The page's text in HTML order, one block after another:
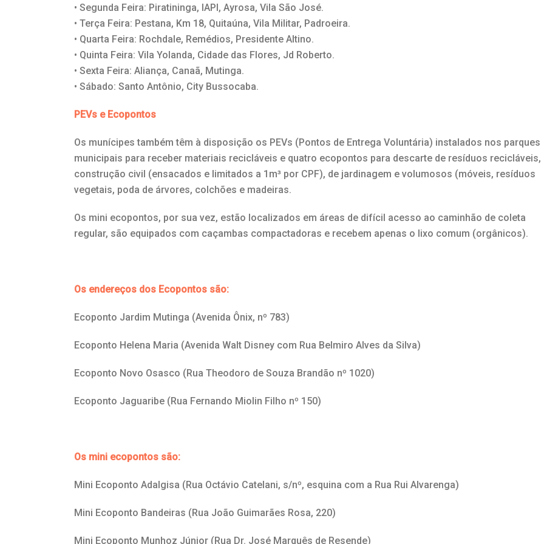
• Segunda Feira: Piratininga, IAPI, Ayrosa, Vila São José.
• Terça Feira: Pestana, Km 18, Quitaúna, Vila Militar, Padroeira.
• Quarta Feira: Rochdale, Remédios, Presidente Altino.
• Quinta Feira: Vila Yolanda, Cidade das Flores, Jd Roberto.
• Sexta Feira: Aliança, Canaã, Mutinga.
• Sábado: Santo Antônio, City Bussocaba.
PEVs e Ecopontos
Os munícipes também têm à disposição os PEVs (Pontos de Entrega Voluntária) instalados nos parques
municipais para receber materiais recicláveis e quatro ecopontos para descarte de resíduos recicláveis,
construção civil (ensacados e limitados a 1m³ por CPF), de jardinagem e volumosos (móveis, resíduos
vegetais, poda de árvores, colchões e madeiras.
Os mini ecopontos, por sua vez, estão localizados em áreas de difícil acesso ao caminhão de coleta
regular, são equipados com caçambas compactadoras e recebem apenas o lixo comum (orgânicos).
Os endereços dos Ecopontos são:
Ecoponto Jardim Mutinga (Avenida Ônix, nº 783)
Ecoponto Helena Maria (Avenida Walt Disney com Rua Belmiro Alves da Silva)
Ecoponto Novo Osasco (Rua Theodoro de Souza Brandão nº 1020)
Ecoponto Jaguaribe (Rua Fernando Miolin Filho nº 150)
Os mini ecopontos são:
Mini Ecoponto Adalgisa (Rua Octávio Catelani, s/nº, esquina com a Rua Rui Alvarenga)
Mini Ecoponto Bandeiras (Rua João Guimarães Rosa, 220)
Mini Ecoponto Munhoz Júnior (Rua Dr. José Marquês de Resende)